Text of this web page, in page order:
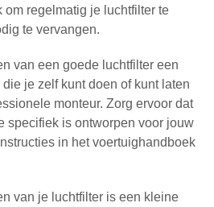
om regelmatig je luchtfilter te
te vervangen.
van een goede luchtfilter een
je zelf kunt doen of kunt laten
monteur. Zorg ervoor dat
specifiek is ontworpen voor jouw
in het voertuighandboek
van je luchtfilter is een kleine